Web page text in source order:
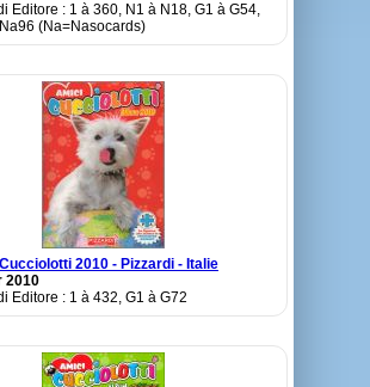
Editore : 1 à 360, N1 à N18, G1 à G54,
(Na=Nasocards)
2010 - Pizzardi - Italie
2010
Editore : 1 à 432, G1 à G72